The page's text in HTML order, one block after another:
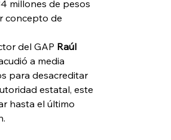
millones de pesos
concepto de
del GAP Raúl
a media
para desacreditar
estatal, este
hasta el último